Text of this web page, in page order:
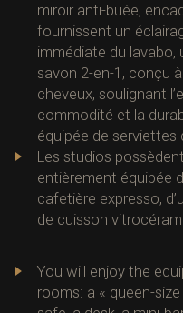
miroir anti-buée,
fournissent un
immédiate du
savon 2-en-1, conçu
cheveux, soulignant
commodité et la
équipée de serviettes
Les studios
entièrement équipée
cafetière expresso,
de cuisson
You will enjoy the
rooms: a « queen-